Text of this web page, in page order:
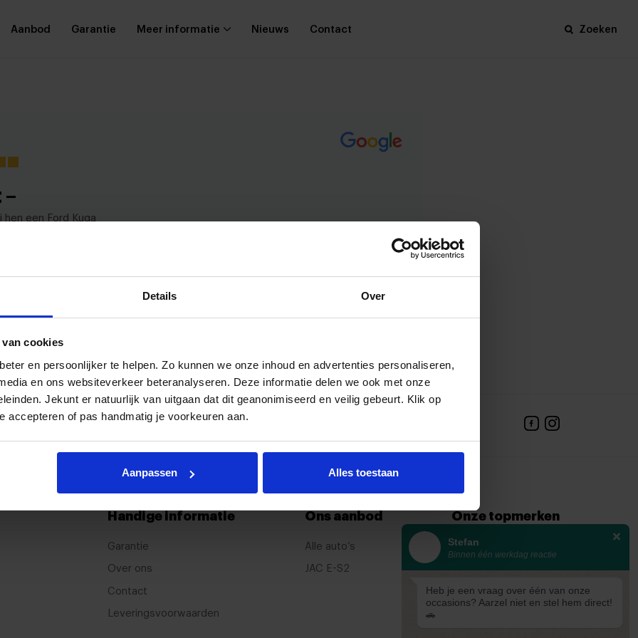
Details Over
cookies
en persoonlijker te helpen. Zo kunnen we onze inhoud en advertenties personaliseren,
en ons websiteverkeer beteranalyseren. Deze informatie delen we ook met onze
Jekunt er natuurlijk van uitgaan dat dit geanonimiseerd en veilig gebeurt. Klik op
accepteren of pas handmatig je voorkeuren aan.
Aanpassen Alles toestaan
Aanbod Garantie Meer informatie Nieuws Contact Zoeken
–
hen een Ford Kuga
mij mee. Ik ben erg blij
en zou hier met een gerust
Proefrijden?
Handige informatie
Garantie
Over ons
Contact
Leveringsvoorwaarden
Ons aanbod
Alle auto’s
JAC E-S2
Onze topmerken
KIA
Ford
Mazda
Stefan
Binnen één werkdag reactie
Heb je een vraag over één van onze
occasions? Aarzel niet en stel hem direct!
🚗